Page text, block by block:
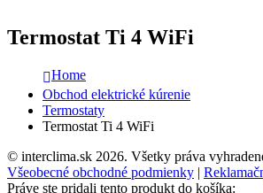
Termostat Ti 4 WiFi
Home
Obchod elektrické kúrenie
Termostaty
Termostat Ti 4 WiFi
© interclima.sk 2026. Všetky práva
Všeobecné obchodné podmienky |
Práve ste pridali tento produkt do košíka: